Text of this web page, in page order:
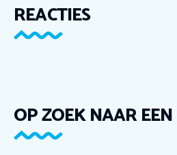
REACTIES
OP ZOEK NAAR EEN